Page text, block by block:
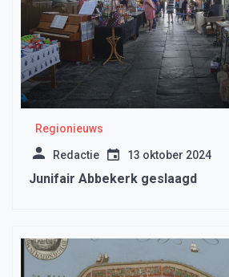
Regionieuws
Redactie 13 oktober 2024
Junifair Abbekerk geslaagd